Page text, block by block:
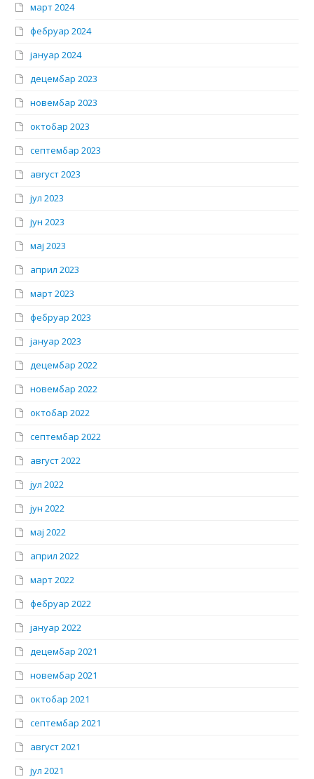
март 2024
фебруар 2024
јануар 2024
децембар 2023
новембар 2023
октобар 2023
септембар 2023
август 2023
јул 2023
јун 2023
мај 2023
април 2023
март 2023
фебруар 2023
јануар 2023
децембар 2022
новембар 2022
октобар 2022
септембар 2022
август 2022
јул 2022
јун 2022
мај 2022
април 2022
март 2022
фебруар 2022
јануар 2022
децембар 2021
новембар 2021
октобар 2021
септембар 2021
август 2021
јул 2021